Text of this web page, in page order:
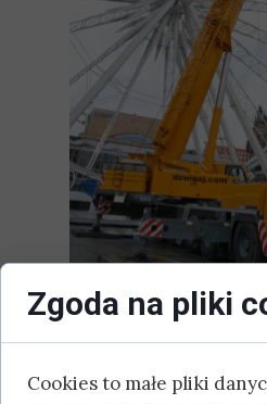
Zgoda na pliki
Cookies to małe pliki